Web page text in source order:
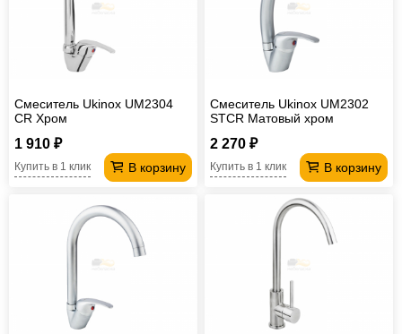
оборудование
Смеситель Ukinox UM2304
CR Хром
1 910 ₽
В корзину
Купить в 1 клик
Смеситель Ukinox UM2302
STCR Матовый хром
2 270 ₽
В корзину
Купить в 1 клик